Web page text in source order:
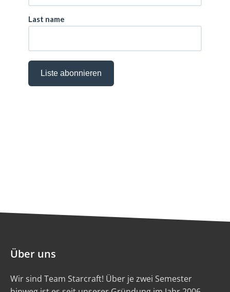
Über uns
Wir sind Team Starcraft! Über je zwei Semester